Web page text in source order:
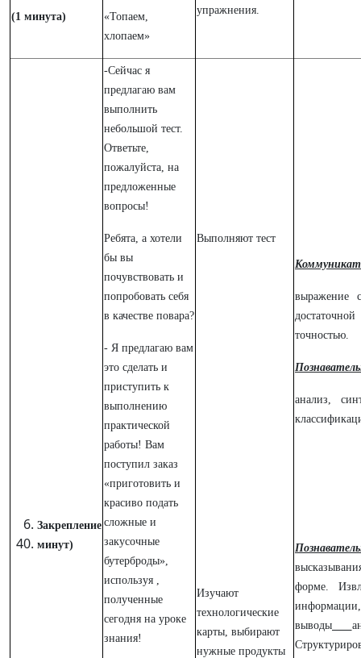
(1 минута)
«Топаем,
хлопаем»
упражнения.
Закрепление
минут)
-Сейчас я
предлагаю вам
выполнить
небольшой тест.
Ответьте,
пожалуйста, на
предложенные
вопросы!
Ребята, а хотели
бы вы
почувствовать и
попробовать себя
в качестве повара?
- Я предлагаю вам
это сделать и
приступить к
выполнению
практической
работы! Вам
поступил заказ
«приготовить и
красиво подать
сложные и
закусочные
бутерброды»,
используя ,
полученные
сегодня на уроке
знания!
Выполняют тест
Изучают
технологические
карты, выбирают
нужные продукты
выражение
точностью.
анализ,
форме.
выводы